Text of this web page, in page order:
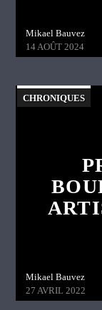
Mikael Bauvez
14 AOÛT 2024
CHRONIQUES
Mikael Bauvez
27 AVRIL 2022